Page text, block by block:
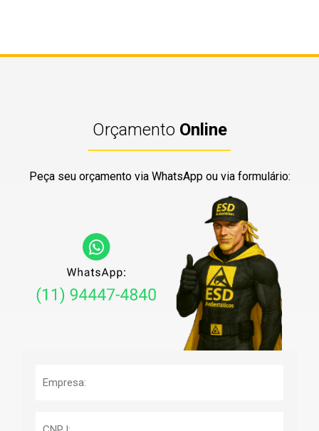
Orçamento Online
Peça seu orçamento via WhatsApp ou via formulário: